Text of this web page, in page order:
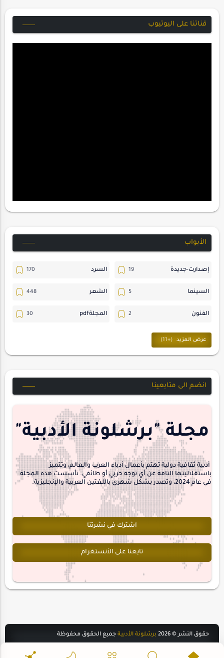
قناتنا على اليوتيوب
الأبواب
إصدارت-جديدة السرد
السينما الشعر
الفنون المجلةpdf
المسرح
هايكو
interview
انضم الى متابعينا
مجلة "برشلونة الأدبية"
أدبية ثقافية دولية تهتم بأعمال أدباء العرب والعالم، وتتميز
باستقلاليتها التامة عن أي توجه حزبي أو طائفي. تأسست هذه المجلة
في عام 2024، وتصدر بشكل شهري باللغتين العربية والإنجليزية.
اشترك في نشرتنا
تابعنا على الأنستغرام
حقوق النشر © 2026 برشلونة الأدبية جميع الحقوق محفوظة